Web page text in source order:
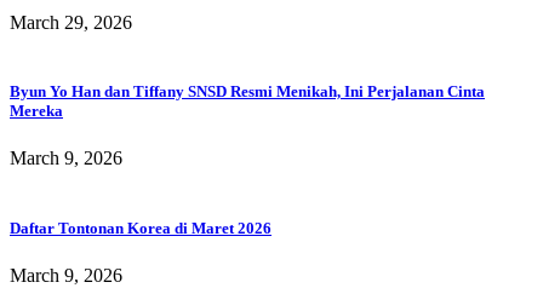
March 29, 2026
Byun Yo Han dan Tiffany SNSD Resmi Menikah, Ini Perjalanan Cinta
Mereka
March 9, 2026
Daftar Tontonan Korea di Maret 2026
March 9, 2026